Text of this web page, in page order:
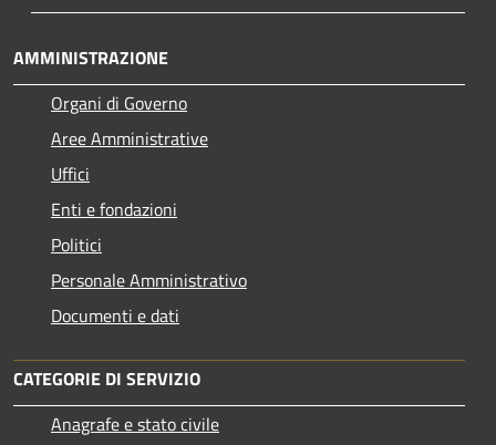
AMMINISTRAZIONE
Organi di Governo
Aree Amministrative
Uffici
Enti e fondazioni
Politici
Personale Amministrativo
Documenti e dati
CATEGORIE DI SERVIZIO
Anagrafe e stato civile